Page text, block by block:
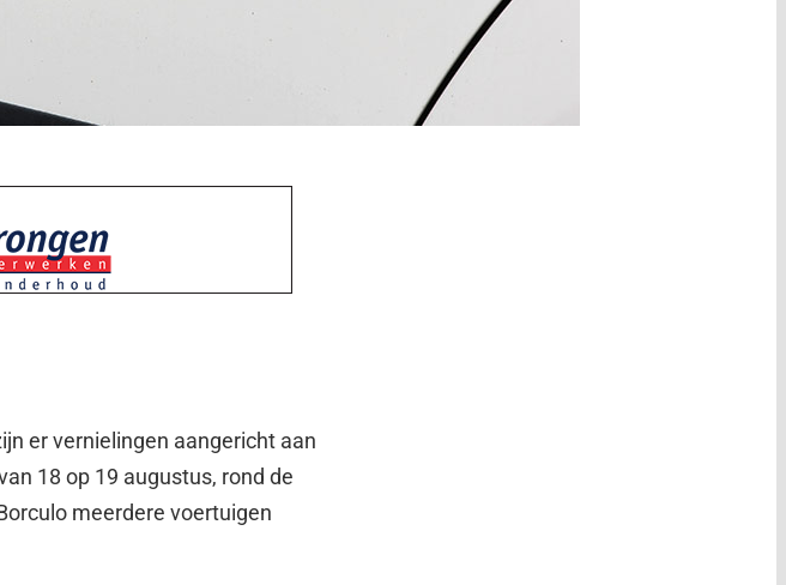
er vernielingen aangericht aan
18 op 19 augustus, rond de
meerdere voertuigen